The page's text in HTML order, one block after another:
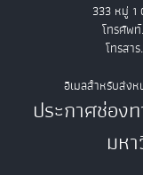
333 หมู่ 1
โทรศัพ
โทรสา
อีเมลสำหรับส่ง
ประกาศช่อง
มห